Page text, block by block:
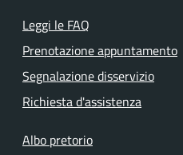
Leggi le FAQ
Prenotazione appuntamento
Segnalazione disservizio
Richiesta d'assistenza
Albo pretorio